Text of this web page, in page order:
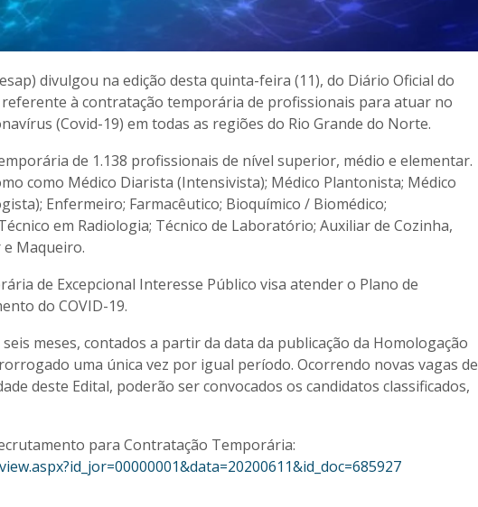
divulgou na edição desta quinta-feira (11), do Diário Oficial do
à contratação temporária de profissionais para atuar no
(Covid-19) em todas as regiões do Rio Grande do Norte.
de 1.138 profissionais de nível superior, médio e elementar.
como Médico Diarista (Intensivista); Médico Plantonista; Médico
Enfermeiro; Farmacêutico; Bioquímico / Biomédico;
em Radiologia; Técnico de Laboratório; Auxiliar de Cozinha,
Maqueiro.
de Excepcional Interesse Público visa atender o Plano de
do COVID-19.
meses, contados a partir da data da publicação da Homologação
uma única vez por igual período. Ocorrendo novas vagas de
deste Edital, poderão ser convocados os candidatos classificados,
para Contratação Temporária: